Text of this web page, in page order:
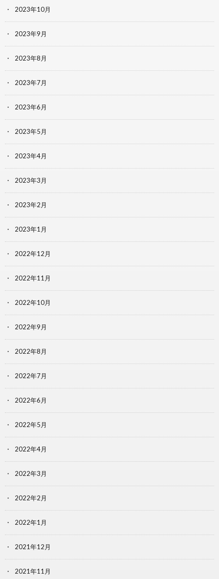
2023年10月
2023年9月
2023年8月
2023年7月
2023年6月
2023年5月
2023年4月
2023年3月
2023年2月
2023年1月
2022年12月
2022年11月
2022年10月
2022年9月
2022年8月
2022年7月
2022年6月
2022年5月
2022年4月
2022年3月
2022年2月
2022年1月
2021年12月
2021年11月